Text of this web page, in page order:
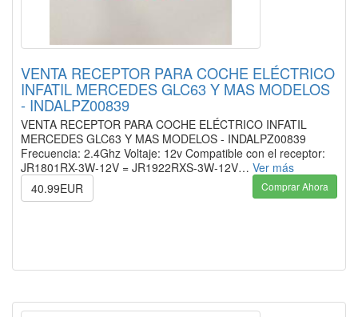
VENTA RECEPTOR PARA COCHE ELÉCTRICO
INFATIL MERCEDES GLC63 Y MAS MODELOS
- INDALPZ00839
VENTA RECEPTOR PARA COCHE ELÉCTRICO INFATIL
MERCEDES GLC63 Y MAS MODELOS - INDALPZ00839
Frecuencia: 2.4Ghz Voltaje: 12v Compatible con el receptor:
JR1801RX-3W-12V = JR1922RXS-3W-12V… Ver más
40.99EUR
Comprar Ahora